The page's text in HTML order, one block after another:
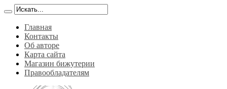
Главная
Контакты
Об авторе
Карта сайта
Магазин бижутерии
Правообладателям